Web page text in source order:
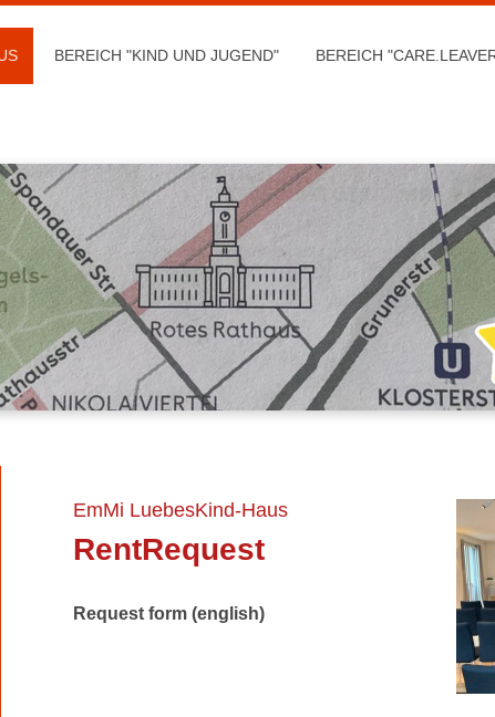
BEREICH "KIND UND JUGEND" BEREICH
EmMi LuebesKind-Haus
RentRequest
Request form (english)